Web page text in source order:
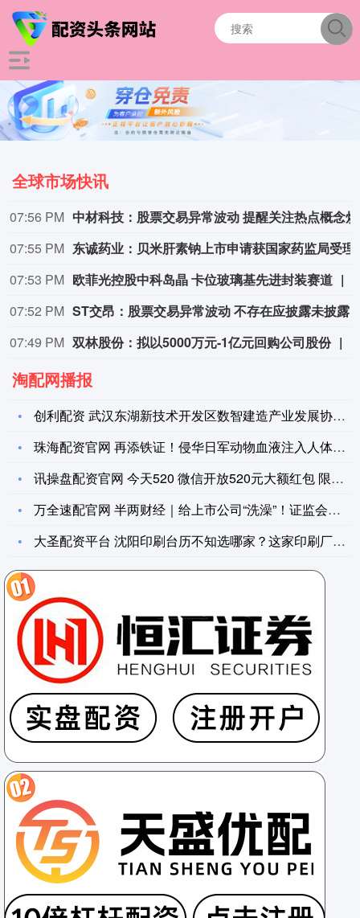
全球市场快讯
07:56 PM
07:55 PM
07:53 PM 欧菲光控股中科岛晶 卡位玻璃基先进封装赛道
07:52 PM
07:49 PM 双林股份：拟以5000万元-1亿元回购公司股份
淘配网播报
创利配资 武汉东湖新技术开发区数智建造产业发展协会成立
珠海配资官网 再添铁证！侵华日军动物血液注入人体实验报告原件
讯操盘配资官网 今天520 微信开放520元大额红包 限时2
万全速配官网 半两财经｜给上市公司“洗澡”！证监会治理专项行
大圣配资平台 沈阳印刷台历不知选哪家？这家印刷厂值得考虑